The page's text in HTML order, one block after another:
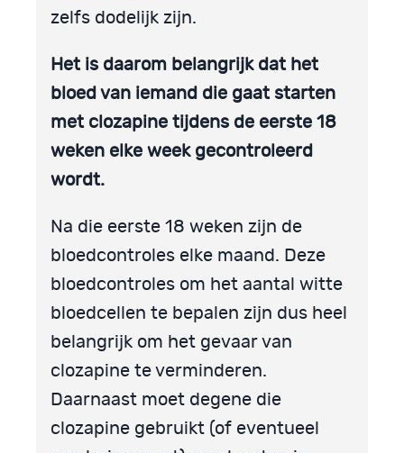
zelfs dodelijk zijn.
Het is daarom belangrijk dat het
bloed van iemand die gaat starten
met clozapine tijdens de eerste 18
weken elke week gecontroleerd
wordt.
Na die eerste 18 weken zijn de
bloedcontroles elke maand. Deze
bloedcontroles om het aantal witte
bloedcellen te bepalen zijn dus heel
belangrijk om het gevaar van
clozapine te verminderen.
Daarnaast moet degene die
clozapine gebruikt (of eventueel